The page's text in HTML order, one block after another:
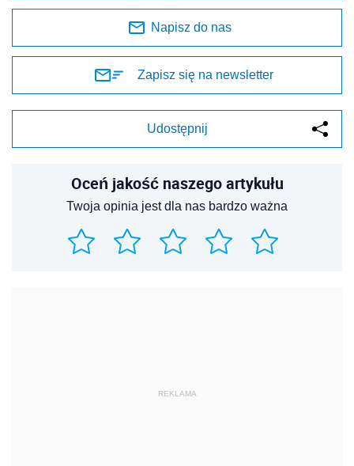
Napisz do nas
Zapisz się na newsletter
Udostępnij
Oceń jakość naszego artykułu
Twoja opinia jest dla nas bardzo ważna
REKLAMA